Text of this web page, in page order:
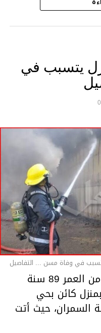
المشتبه به
التحقيق في خصوص
يتسبب في
في وفاة مسن ... التفاصيل
توفي يوم أمس مسن يبلغ من العمر 89 سنة
كائن بحي
السمران، حيث أتت